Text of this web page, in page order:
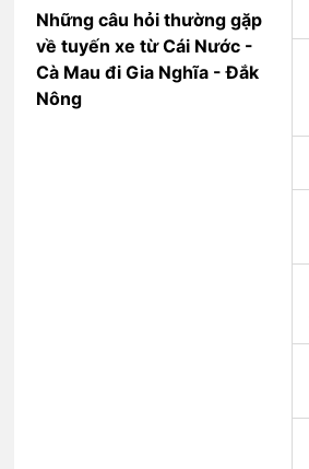
Những câu hỏi thường gặp
về tuyến xe từ Cái Nước -
Cà Mau đi Gia Nghĩa - Đắk
Nông